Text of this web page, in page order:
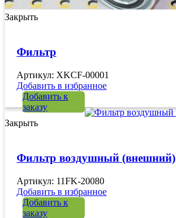
Закрыть
Фильтр
Артикул: XKCF-00001
Добавить в избранное
Добавить к
заказу
Закрыть
Фильтр воздушный (внешний)
Артикул: 11FK-20080
Добавить в избранное
Добавить к
заказу